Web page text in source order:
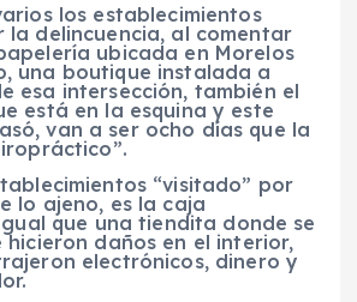
los establecimientos
delincuencia, al comentar
ubicada en Morelos
una boutique instalada a
esa intersección, también el
está en la esquina y este
van a ser ocho días que la
“visitado” por
lo ajeno, es la caja
que una tiendita donde se
daños en el interior,
electrónicos, dinero y